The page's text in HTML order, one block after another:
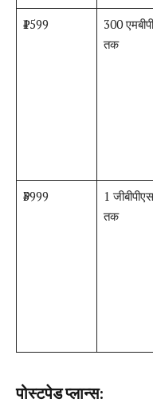
₹1599
300
तक
₹3999
1 जीबीपीएस
तक
पोस्टपेड प्लान्स: